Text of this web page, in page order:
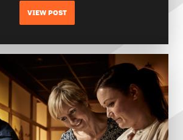
VIEW POST